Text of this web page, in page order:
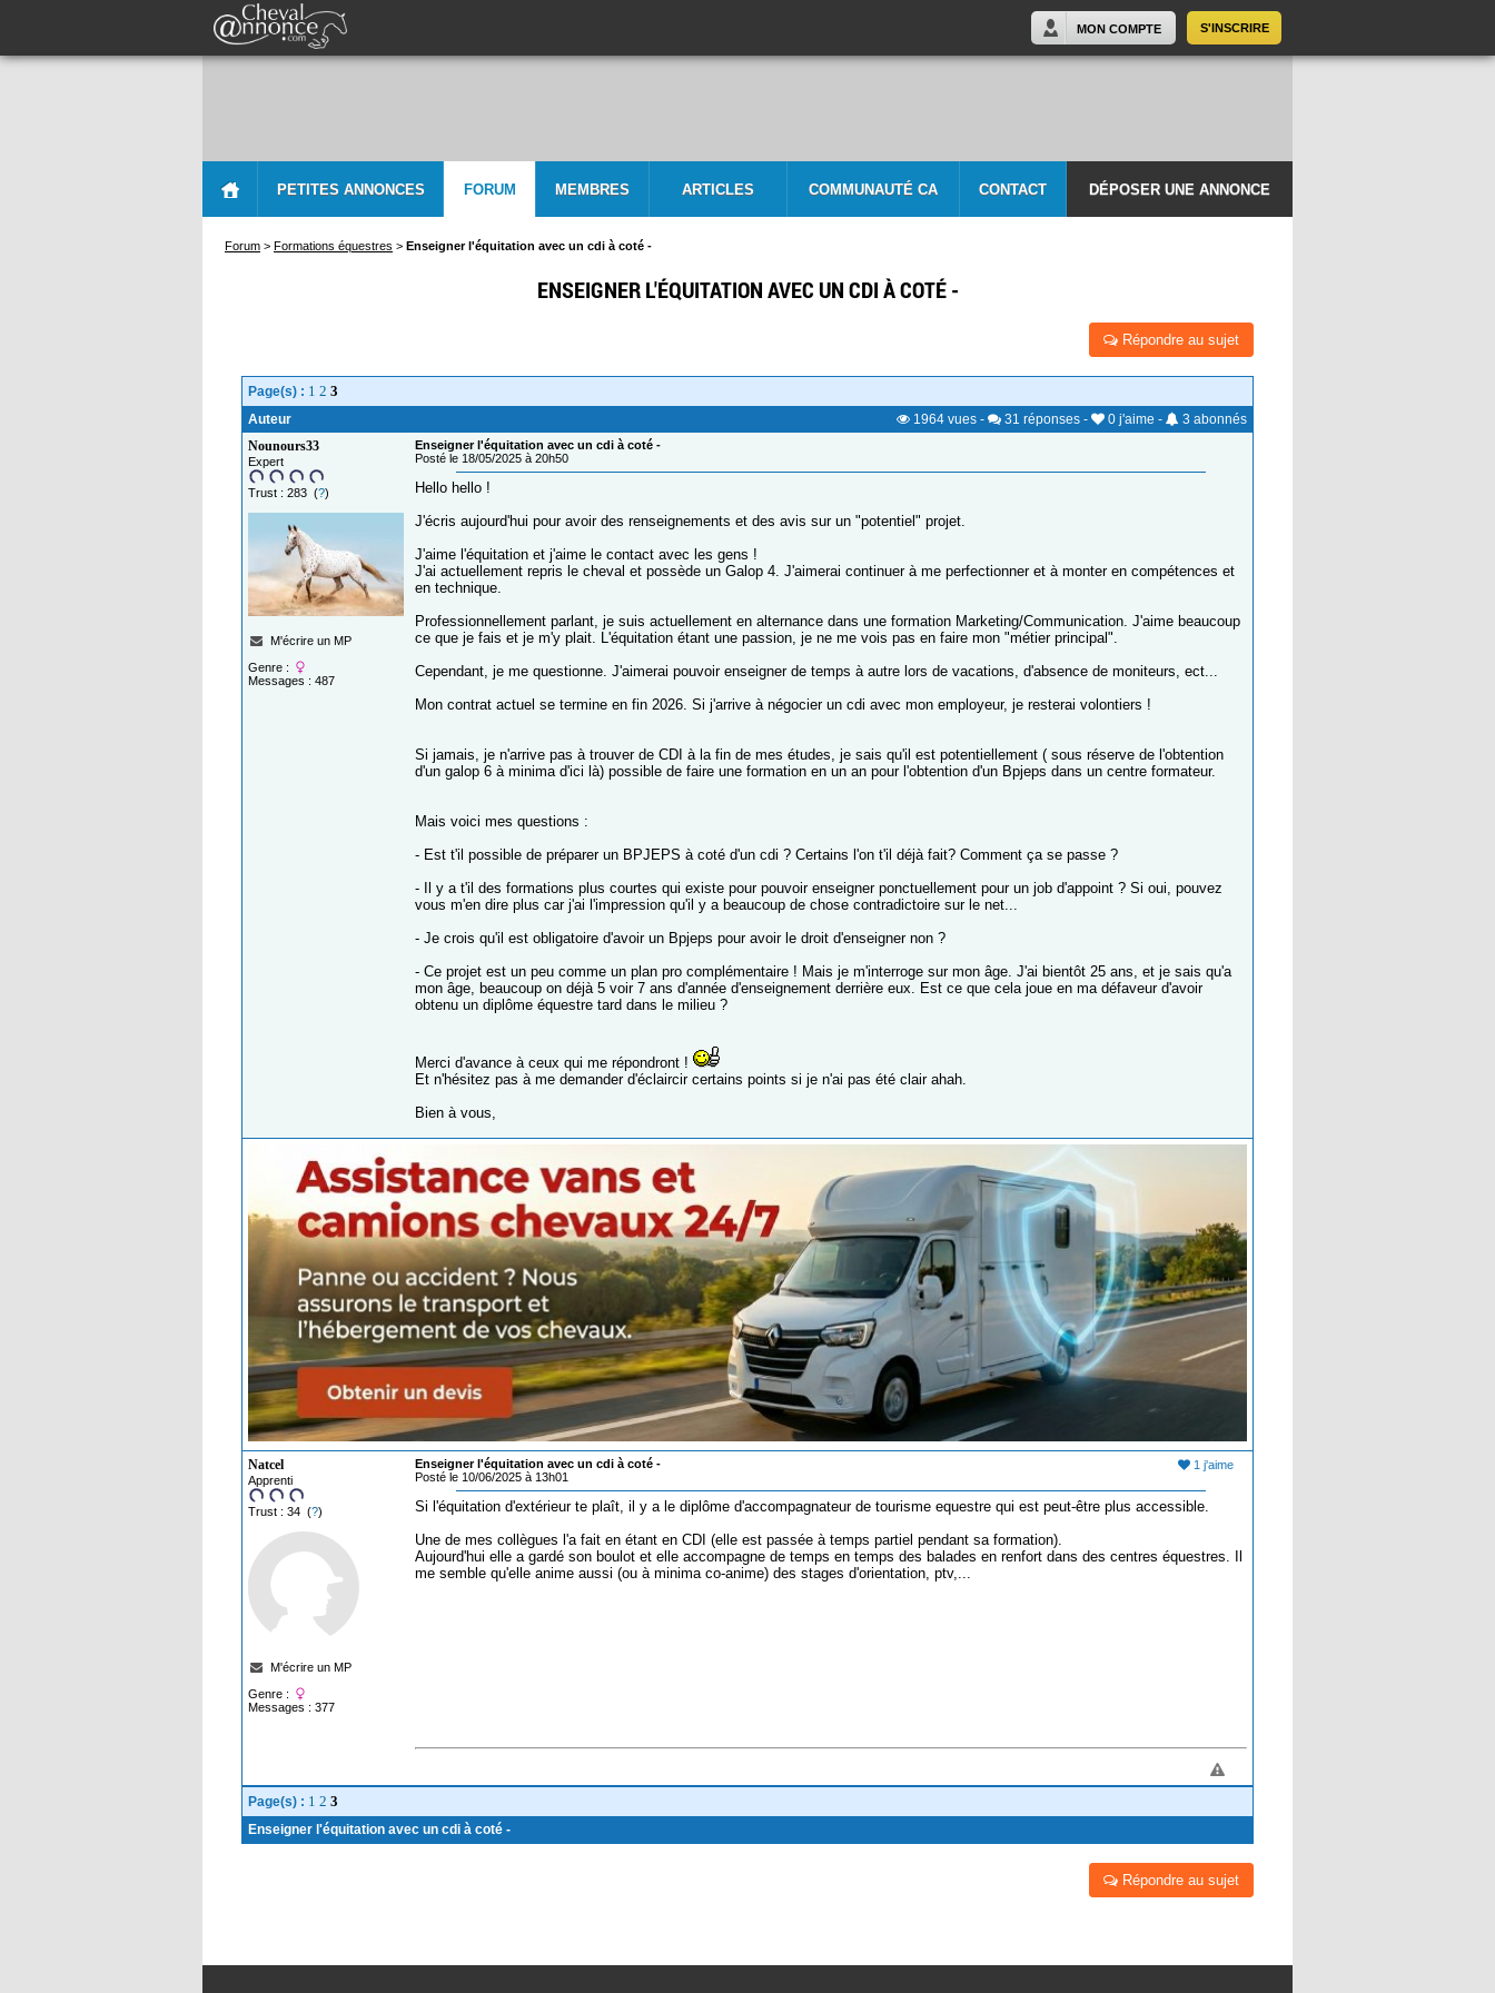
S'INSCRIRE
MON COMPTE
PETITES ANNONCES FORUM MEMBRES ARTICLES COMMUNAUTÉ CA CONTACT DÉPOSER UNE ANNONCE
Forum > Formations équestres > Enseigner l'équitation avec un cdi à coté -
ENSEIGNER L'ÉQUITATION AVEC UN CDI À COTÉ -
Répondre au sujet
Page(s) : 1 2 3
Auteur 1964 vues - 31 réponses - 0 j'aime - 3 abonnés
Nounours33
Expert
Trust : 283 (?)
M'écrire un MP
Genre :
Messages : 487
Enseigner l'équitation avec un cdi à coté -
Posté le 18/05/2025 à 20h50
Hello hello !
J'écris aujourd'hui pour avoir des renseignements et des avis sur un "potentiel" projet.
J'aime l'équitation et j'aime le contact avec les gens !
J'ai actuellement repris le cheval et possède un Galop 4. J'aimerai continuer à me perfectionner et à monter en compétences et
en technique.
Professionnellement parlant, je suis actuellement en alternance dans une formation Marketing/Communication. J'aime beaucoup
ce que je fais et je m'y plait. L'équitation étant une passion, je ne me vois pas en faire mon "métier principal".
Cependant, je me questionne. J'aimerai pouvoir enseigner de temps à autre lors de vacations, d'absence de moniteurs, ect...
Mon contrat actuel se termine en fin 2026. Si j'arrive à négocier un cdi avec mon employeur, je resterai volontiers !
Si jamais, je n'arrive pas à trouver de CDI à la fin de mes études, je sais qu'il est potentiellement ( sous réserve de l'obtention
d'un galop 6 à minima d'ici là) possible de faire une formation en un an pour l'obtention d'un Bpjeps dans un centre formateur.
Mais voici mes questions :
- Est t'il possible de préparer un BPJEPS à coté d'un cdi ? Certains l'on t'il déjà fait? Comment ça se passe ?
- Il y a t'il des formations plus courtes qui existe pour pouvoir enseigner ponctuellement pour un job d'appoint ? Si oui, pouvez
vous m'en dire plus car j'ai l'impression qu'il y a beaucoup de chose contradictoire sur le net...
- Je crois qu'il est obligatoire d'avoir un Bpjeps pour avoir le droit d'enseigner non ?
- Ce projet est un peu comme un plan pro complémentaire ! Mais je m'interroge sur mon âge. J'ai bientôt 25 ans, et je sais qu'a
mon âge, beaucoup on déjà 5 voir 7 ans d'année d'enseignement derrière eux. Est ce que cela joue en ma défaveur d'avoir
obtenu un diplôme équestre tard dans le milieu ?
Merci d'avance à ceux qui me répondront !
Et n'hésitez pas à me demander d'éclaircir certains points si je n'ai pas été clair ahah.
Bien à vous,
Natcel
Apprenti
Trust : 34 (?)
M'écrire un MP
Genre :
Messages : 377
1 j'aime
Enseigner l'équitation avec un cdi à coté -
Posté le 10/06/2025 à 13h01
Si l'équitation d'extérieur te plaît, il y a le diplôme d'accompagnateur de tourisme equestre qui est peut-être plus accessible.
Une de mes collègues l'a fait en étant en CDI (elle est passée à temps partiel pendant sa formation).
Aujourd'hui elle a gardé son boulot et elle accompagne de temps en temps des balades en renfort dans des centres équestres. Il
me semble qu'elle anime aussi (ou à minima co-anime) des stages d'orientation, ptv,...
Page(s) : 1 2 3
Enseigner l'équitation avec un cdi à coté -
Répondre au sujet